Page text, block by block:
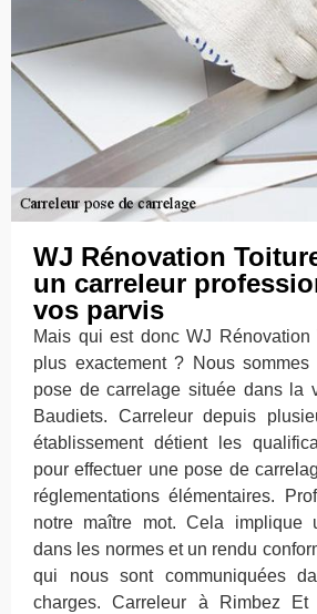
WJ Rénovation
un carreleur
vos parvis
Mais qui est donc WJ Rénovation
plus exactement ? Nous
pose de carrelage située dans la
Baudiets. Carreleur depuis
établissement détient les
pour effectuer une pose de
réglementations élémentaires.
notre maître mot. Cela implique
dans les normes et un rendu
qui nous sont communiquées
charges. Carreleur à Rimbez Et